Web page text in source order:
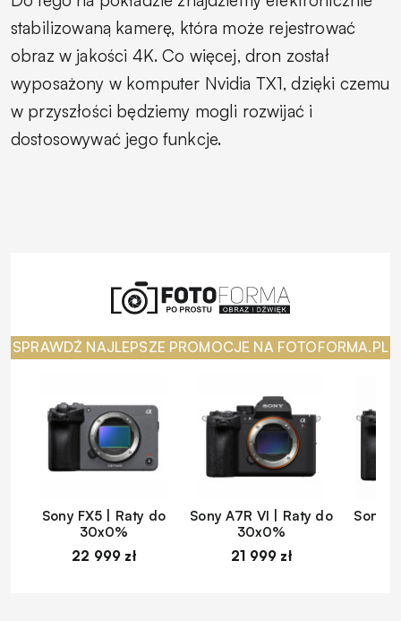
stabilizowaną kamerę, która może rejestrować
obraz w jakości 4K. Co więcej, dron został
wyposażony w komputer Nvidia TX1, dzięki czemu
w przyszłości będziemy mogli rozwijać i
dostosowywać jego funkcje.
SPRAWDŹ NAJLEPSZE PROMOCJE NA FOTOFORMA.PL
Sony FX5 | Raty do
30x0%
22 999 zł
Sony A7R VI | Raty do
30x0%
21 999 zł
Sony